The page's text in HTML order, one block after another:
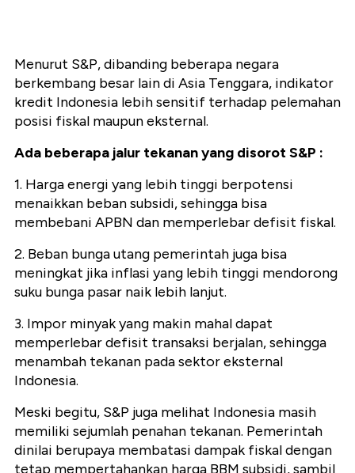
Menurut S&P, dibanding beberapa negara
berkembang besar lain di Asia Tenggara, indikator
kredit Indonesia lebih sensitif terhadap pelemahan
posisi fiskal maupun eksternal.
Ada beberapa jalur tekanan yang disorot S&P :
1. Harga energi yang lebih tinggi berpotensi
menaikkan beban subsidi, sehingga bisa
membebani APBN dan memperlebar defisit fiskal.
2. Beban bunga utang pemerintah juga bisa
meningkat jika inflasi yang lebih tinggi mendorong
suku bunga pasar naik lebih lanjut.
3. Impor minyak yang makin mahal dapat
memperlebar defisit transaksi berjalan, sehingga
menambah tekanan pada sektor eksternal
Indonesia.
Meski begitu, S&P juga melihat Indonesia masih
memiliki sejumlah penahan tekanan. Pemerintah
dinilai berupaya membatasi dampak fiskal dengan
tetap mempertahankan harga BBM subsidi, sambil